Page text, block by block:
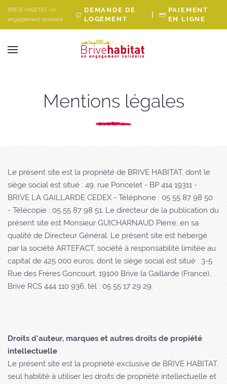
BRIVE HABITAT, un
engagement solidaire.
DEMANDE DE
LOGEMENT
PAIEMENT
EN LIGNE
Mentions légales
Le présent site est la propriété de BRIVE HABITAT, dont le
siège social est situé : 49, rue Poncelet - BP 414 19311 -
BRIVE LA GAILLARDE CEDEX - Téléphone : 05 55 87 98 50
- Télécopie : 05 55 87 98 51. Le directeur de la publication du
présent site est Monsieur GUICHARNAUD Pierre, en sa
qualité de Directeur Général. Le présent site est hébergé
par la société ARTEFACT, société à responsabilité limitée au
capital de 425 000 euros, dont le siège social est situé : 3-5
Rue des Frères Goncourt, 19100 Brive la Gaillarde (France),
Brive RCS 444 110 936, tél : 05 55 17 29 29.
Droits d'auteur, marques et autres droits de propiété
intellectuelle
Le présent site est la propriété exclusive de BRIVE HABITAT,
seul habilité à utiliser les droits de propriété intellectuelle et
Panneau de gestion des cookies